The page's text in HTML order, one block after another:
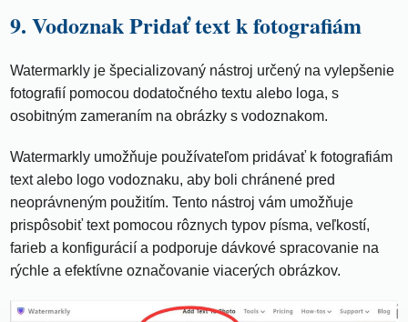
9. Vodoznak Pridať text k fotografiám
Watermarkly je špecializovaný nástroj určený na vylepšenie
fotografií pomocou dodatočného textu alebo loga, s
osobitným zameraním na obrázky s vodoznakom.
Watermarkly umožňuje používateľom pridávať k fotografiám
text alebo logo vodoznaku, aby boli chránené pred
neoprávneným použitím. Tento nástroj vám umožňuje
prispôsobiť text pomocou rôznych typov písma, veľkostí,
farieb a konfigurácií a podporuje dávkové spracovanie na
rýchle a efektívne označovanie viacerých obrázkov.